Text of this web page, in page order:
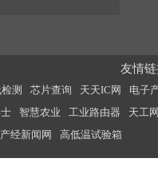
友情
测 芯片查询 天天IC网
电子
智慧农业 工业路由器
天工
经新闻网 高低温试验箱